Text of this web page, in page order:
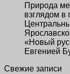
Природа
взглядом в
«Новый
Евгенией
Свежие записи